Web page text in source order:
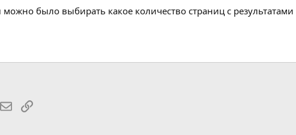
можно было выбирать какое количество страниц с
Электронная почта
Ссылка